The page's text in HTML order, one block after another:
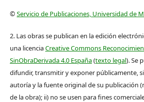
©Servicio de Publicaciones, Universidad de
2. Las obras se publican en la edición
una licenciaCreative Commons
SinObraDerivada 4.0 España(texto legal). Se
difundir, transmitir y exponer públicamente,
autoría y la fuente original de su publicación
de la obra); ii) no se usen para fines